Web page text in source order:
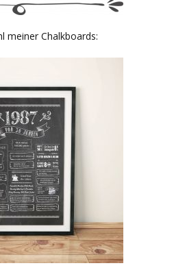
meiner Chalkboards: